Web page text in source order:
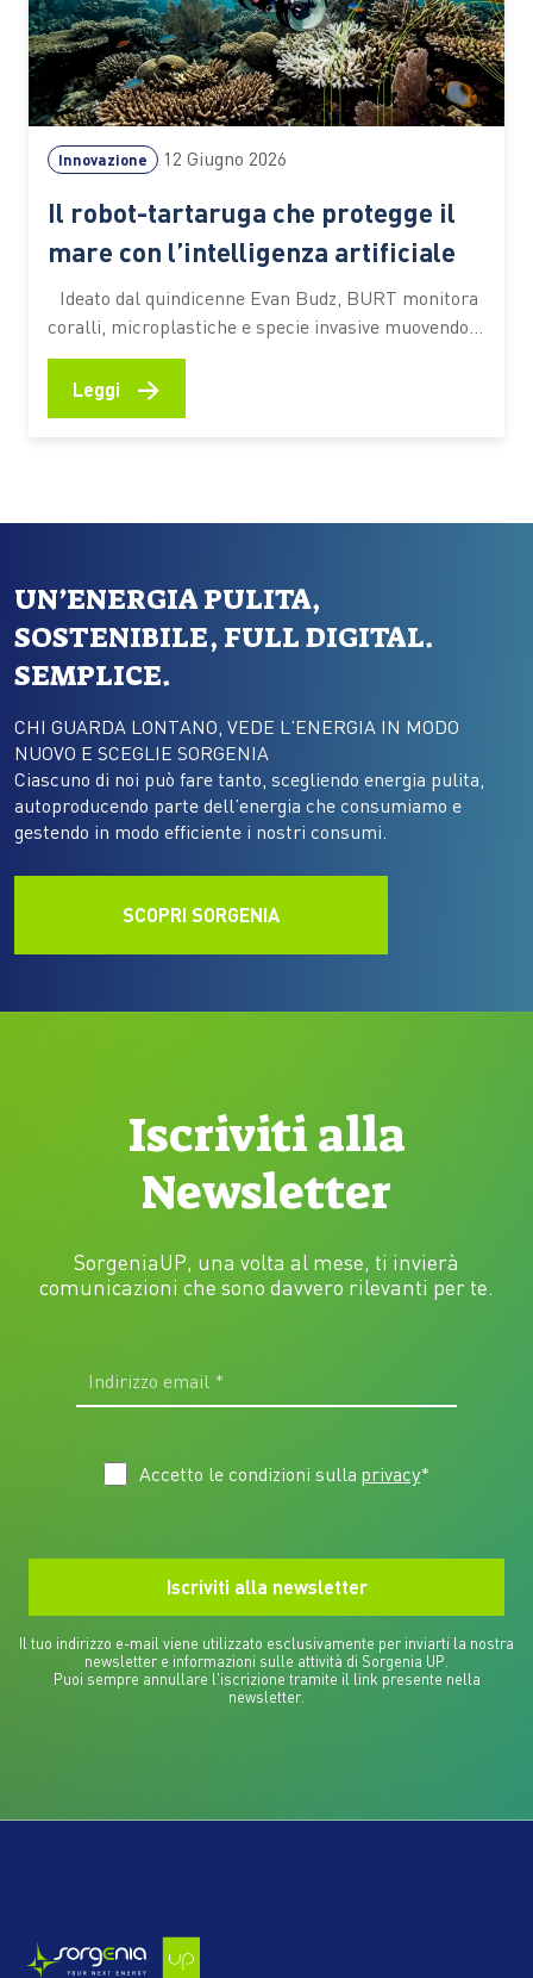
Innovazione 12 Giugno 2026
Il robot-tartaruga che protegge il
mare con l’intelligenza artificiale
Ideato dal quindicenne Evan Budz, BURT monitora
coralli, microplastiche e specie invasive muovendosi
sott’acqua con delicatezza. Il progetto si è
aggiudicato uno dei premi dell’edizione 2025 dello
Leggi →
UN’ENERGIA PULITA,
SOSTENIBILE, FULL DIGITAL.
SEMPLICE.
CHI GUARDA LONTANO, VEDE L’ENERGIA IN MODO
NUOVO E SCEGLIE SORGENIA
Ciascuno di noi può fare tanto, scegliendo energia pulita,
autoproducendo parte dell’energia che consumiamo e
gestendo in modo efficiente i nostri consumi.
SCOPRI SORGENIA
Iscriviti alla
Newsletter
SorgeniaUP, una volta al mese, ti invierà
comunicazioni che sono davvero rilevanti per te.
Accetto le condizioni sulla privacy*
Il tuo indirizzo e-mail viene utilizzato esclusivamente per inviarti la nostra
newsletter e informazioni sulle attività di Sorgenia UP.
Puoi sempre annullare l'iscrizione tramite il link presente nella
newsletter.